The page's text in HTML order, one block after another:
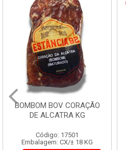
BOMBOM BOV CORAÇÃO
DE ALCATRA KG
Código: 17501
Embalagem: CX/± 18 KG